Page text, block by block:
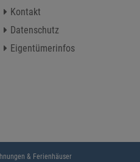
Kontakt
Datenschutz
Eigentümerinfos
& Ferienhäuser